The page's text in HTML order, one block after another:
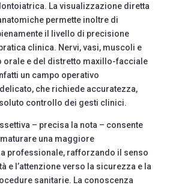
La visualizzazione diretta
permette inoltre di
il livello di precisione
clinica. Nervi, vasi, muscoli e
orale e del distretto maxillo-facciale
un campo operativo
che richiede accuratezza,
controllo dei gesti clinici.
– precisa la nota – consente
una maggiore
professionale, rafforzando il senso
e l’attenzione verso la sicurezza e la
sanitarie. La conoscenza